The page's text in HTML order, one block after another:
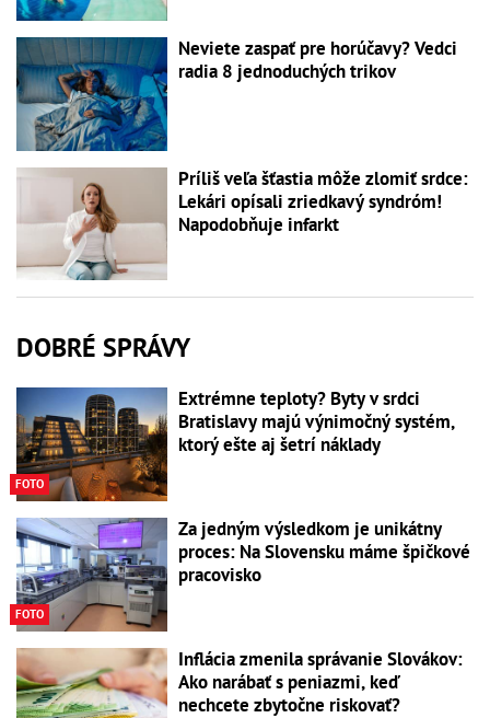
Neviete zaspať pre horúčavy? Vedci
radia 8 jednoduchých trikov
Príliš veľa šťastia môže zlomiť srdce:
Lekári opísali zriedkavý syndróm!
Napodobňuje infarkt
DOBRÉ SPRÁVY
FOTO
Extrémne teploty? Byty v srdci
Bratislavy majú výnimočný systém,
ktorý ešte aj šetrí náklady
FOTO
Za jedným výsledkom je unikátny
proces: Na Slovensku máme špičkové
pracovisko
Inflácia zmenila správanie Slovákov:
Ako narábať s peniazmi, keď
nechcete zbytočne riskovať?